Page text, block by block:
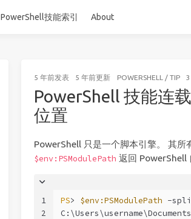
PowerShell技能索引 About
5 年前发表 5 年前更新 POWERSHELL / TIP
PowerShell 技能连
位置
PowerShell 只是一个脚本引擎。 其
$env:PSModulePath 返回 PowerShell
1
2
PS> $env:PSModulePath -